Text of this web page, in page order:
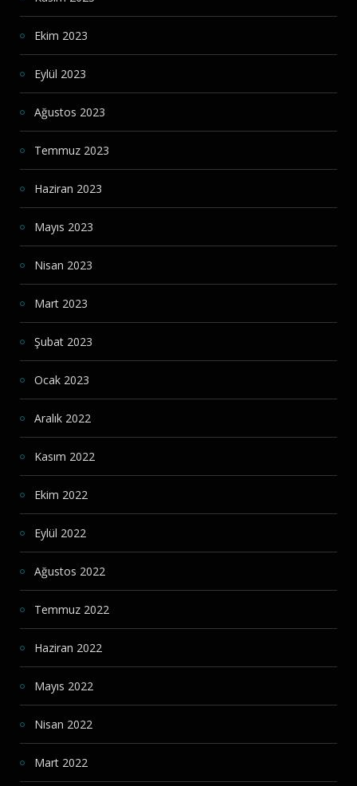
Ekim 2023
Eylül 2023
Ağustos 2023
Temmuz 2023
Haziran 2023
Mayıs 2023
Nisan 2023
Mart 2023
Şubat 2023
Ocak 2023
Aralık 2022
Kasım 2022
Ekim 2022
Eylül 2022
Ağustos 2022
Temmuz 2022
Haziran 2022
Mayıs 2022
Nisan 2022
Mart 2022